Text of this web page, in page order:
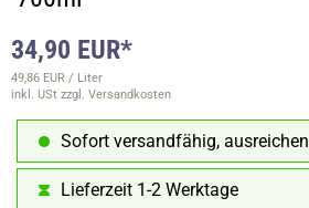
34,90 EUR*
49,86 EUR / Liter
inkl. USt zzgl. Versandkosten
Sofort versandfähig,
Lieferzeit 1-2 Werktage